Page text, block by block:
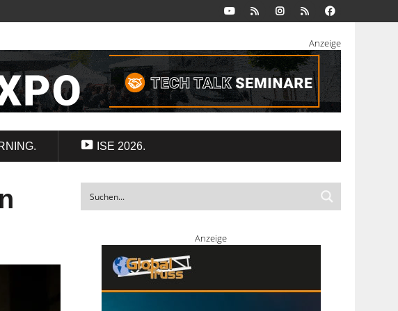
Anzeige
ISE 2026.
Anzeige